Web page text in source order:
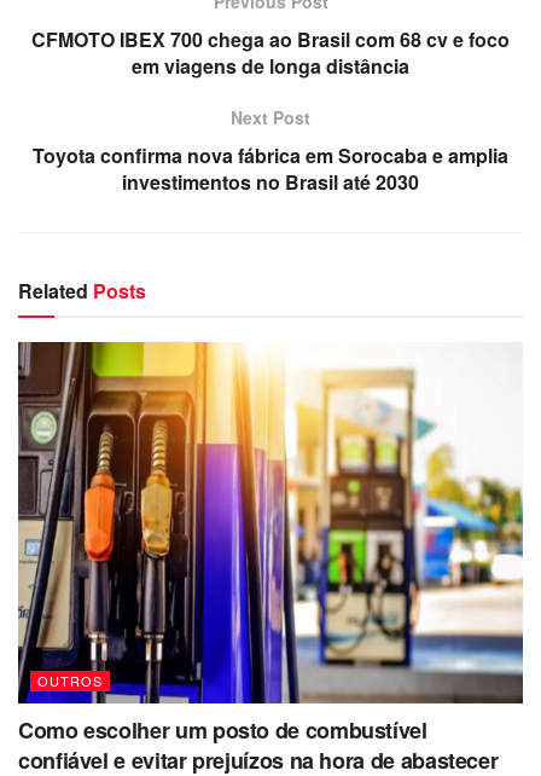
CFMOTO IBEX 700 chega ao Brasil com 68 cv e foco
em viagens de longa distância
Next Post
Toyota confirma nova fábrica em Sorocaba e amplia
investimentos no Brasil até 2030
Related Posts
OUTROS
Como escolher um posto de combustível
confiável e evitar prejuízos na hora de abastecer